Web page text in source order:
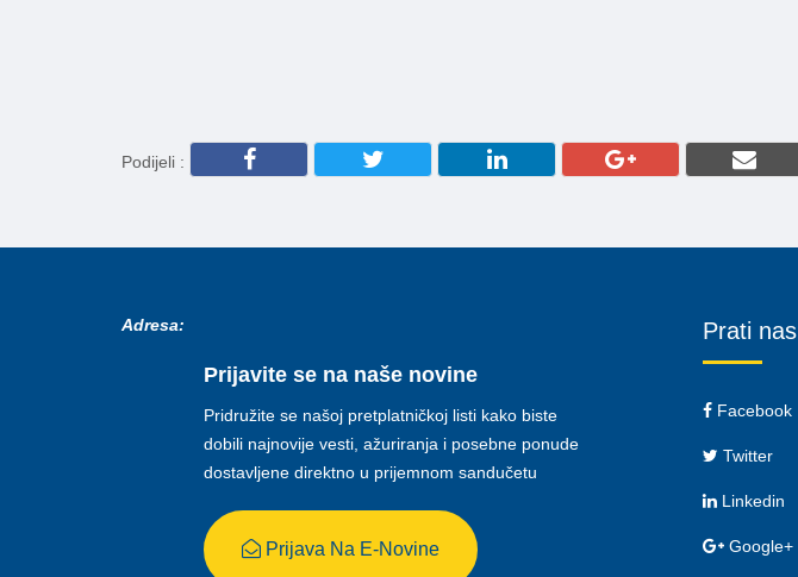
Podijeli :
Adresa:
Prijavite se na naše novine
Pridružite se našoj pretplatničkoj listi kako biste
dobili najnovije vesti, ažuriranja i posebne ponude
dostavljene direktno u prijemnom sandučetu
Prijava Na E-Novine
Prati nas
Facebook
Twitter
Linkedin
Google+